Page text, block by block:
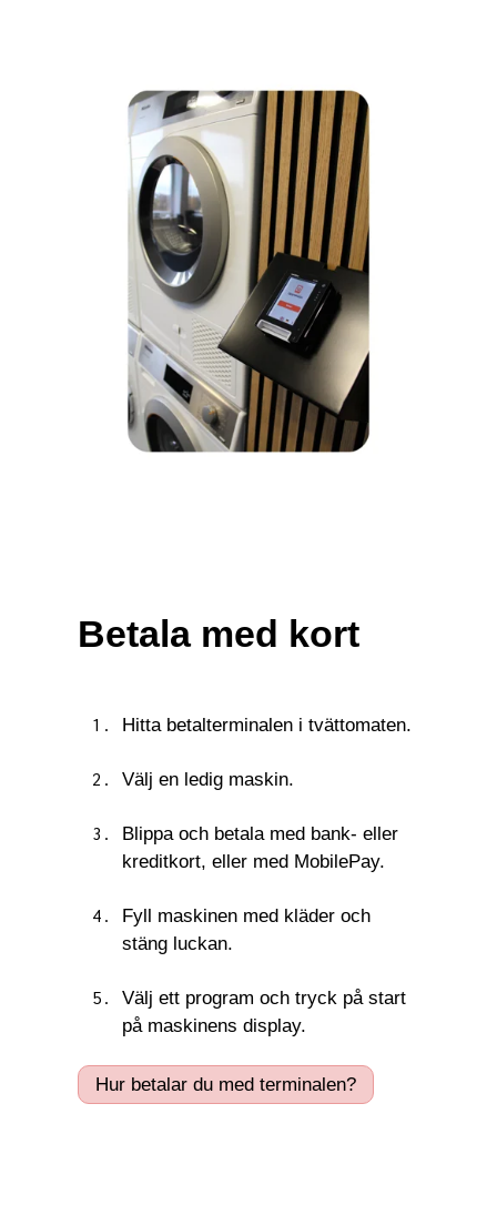
Betala med kort
Hitta betalterminalen i tvättomaten.
Välj en ledig maskin.
Blippa och betala med bank- eller
kreditkort, eller med MobilePay.
Fyll maskinen med kläder och
stäng luckan.
Välj ett program och tryck på start
på maskinens display.
Hur betalar du med terminalen?